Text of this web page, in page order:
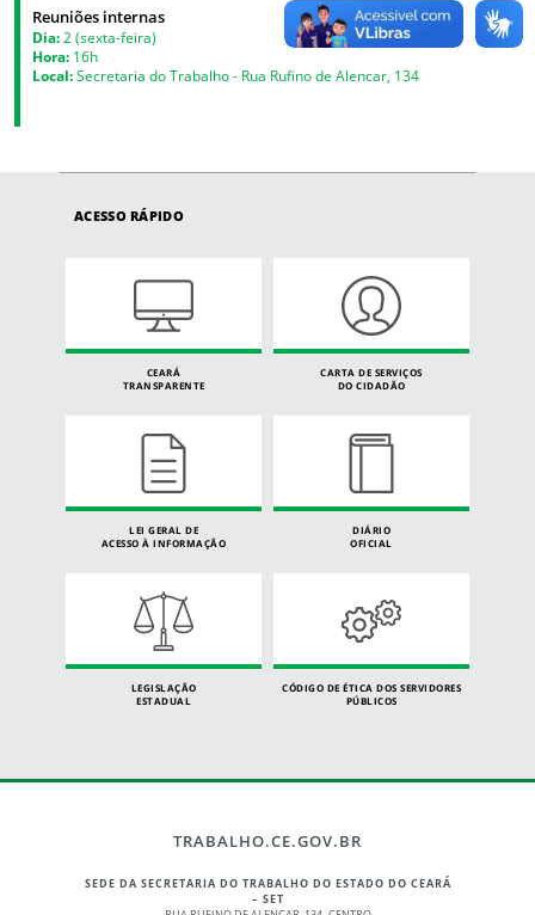
Reuniões internas
Dia: 2 (sexta-feira)
Hora: 16h
Local:Secretaria do Trabalho - Rua Rufino de Alencar, 134
ACESSO RÁPIDO
CEARÁ
TRANSPARENTE
CARTA DE SERVIÇOS
DO CIDADÃO
LEI GERAL DE
ACESSO À INFORMAÇÃO
DIÁRIO
OFICIAL
LEGISLAÇÃO
ESTADUAL
CÓDIGO DE ÉTICA DOS SERVIDORES
PÚBLICOS
TRABALHO.CE.GOV.BR
SEDE DA SECRETARIA DO TRABALHO DO ESTADO DO CEARÁ
– SET